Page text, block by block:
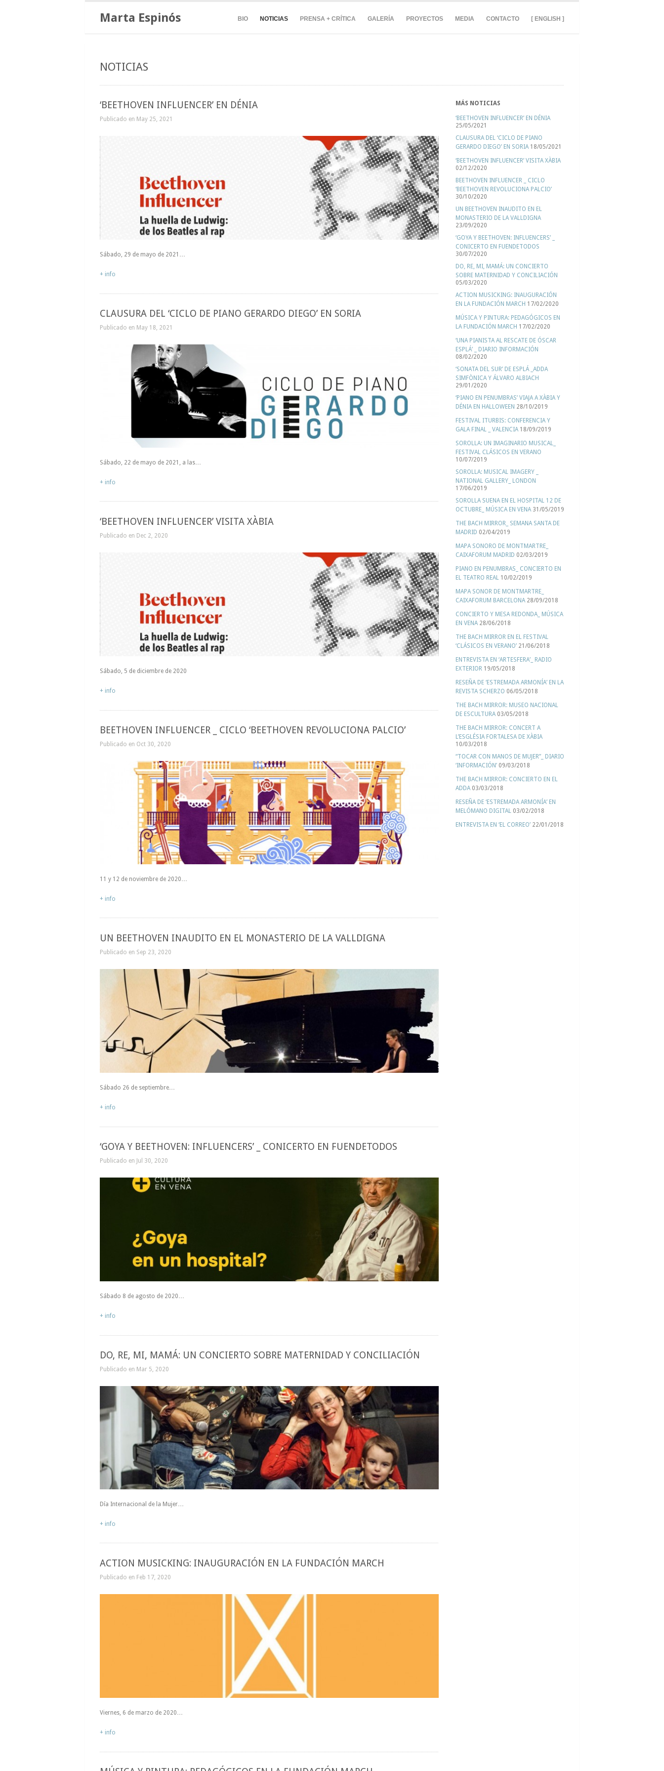
Marta Espinós BIO NOTICIAS PRENSA + CRÍTICA GALERÍA PROYECTOS MEDIA CONTACTO [ ENGLISH ]
NOTICIAS
‘BEETHOVEN INFLUENCER’ EN DÉNIA
Publicado en May 25, 2021
Sábado, 29 de mayo de 2021…
+ info
CLAUSURA DEL ‘CICLO DE PIANO GERARDO DIEGO’ EN SORIA
Publicado en May 18, 2021
Sábado, 22 de mayo de 2021, a las…
+ info
‘BEETHOVEN INFLUENCER’ VISITA XÀBIA
Publicado en Dec 2, 2020
Sábado, 5 de diciembre de 2020
+ info
BEETHOVEN INFLUENCER _ CICLO ‘BEETHOVEN REVOLUCIONA PALCIO’
Publicado en Oct 30, 2020
11 y 12 de noviembre de 2020…
+ info
UN BEETHOVEN INAUDITO EN EL MONASTERIO DE LA VALLDIGNA
Publicado en Sep 23, 2020
Sábado 26 de septiembre…
+ info
‘GOYA Y BEETHOVEN: INFLUENCERS’ _ CONICERTO EN FUENDETODOS
Publicado en Jul 30, 2020
Sábado 8 de agosto de 2020…
+ info
DO, RE, MI, MAMÁ: UN CONCIERTO SOBRE MATERNIDAD Y CONCILIACIÓN
Publicado en Mar 5, 2020
Día Internacional de la Mujer…
+ info
ACTION MUSICKING: INAUGURACIÓN EN LA FUNDACIÓN MARCH
Publicado en Feb 17, 2020
Viernes, 6 de marzo de 2020…
+ info
MÁS NOTICIAS
‘BEETHOVEN INFLUENCER’ EN DÉNIA
25/05/2021
CLAUSURA DEL ‘CICLO DE PIANO
GERARDO DIEGO’ EN SORIA 18/05/2021
‘BEETHOVEN INFLUENCER’ VISITA XÀBIA
02/12/2020
BEETHOVEN INFLUENCER _ CICLO
‘BEETHOVEN REVOLUCIONA PALCIO’
30/10/2020
UN BEETHOVEN INAUDITO EN EL
MONASTERIO DE LA VALLDIGNA
23/09/2020
‘GOYA Y BEETHOVEN: INFLUENCERS’ _
CONICERTO EN FUENDETODOS
30/07/2020
DO, RE, MI, MAMÁ: UN CONCIERTO
SOBRE MATERNIDAD Y CONCILIACIÓN
05/03/2020
ACTION MUSICKING: INAUGURACIÓN
EN LA FUNDACIÓN MARCH 17/02/2020
MÚSICA Y PINTURA: PEDAGÓGICOS EN
LA FUNDACIÓN MARCH 17/02/2020
‘UNA PIANISTA AL RESCATE DE ÓSCAR
ESPLÁ’ _ DIARIO INFORMACIÓN
08/02/2020
‘SONATA DEL SUR’ DE ESPLÁ _ADDA
SIMFÒNICA Y ÁLVARO ALBIACH
29/01/2020
‘PIANO EN PENUMBRAS’ VIAJA A XÀBIA Y
DÉNIA EN HALLOWEEN 28/10/2019
FESTIVAL ITURBIS: CONFERENCIA Y
GALA FINAL _ VALENCIA 18/09/2019
SOROLLA: UN IMAGINARIO MUSICAL_
FESTIVAL CLÁSICOS EN VERANO
10/07/2019
SOROLLA: MUSICAL IMAGERY _
NATIONAL GALLERY_ LONDON
17/06/2019
SOROLLA SUENA EN EL HOSPITAL 12 DE
OCTUBRE_ MÚSICA EN VENA 31/05/2019
THE BACH MIRROR_ SEMANA SANTA DE
MADRID 02/04/2019
MAPA SONORO DE MONTMARTRE_
CAIXAFORUM MADRID 02/03/2019
PIANO EN PENUMBRAS_ CONCIERTO EN
EL TEATRO REAL 10/02/2019
MAPA SONOR DE MONTMARTRE_
CAIXAFORUM BARCELONA 28/09/2018
CONCIERTO Y MESA REDONDA_ MÚSICA
EN VENA 28/06/2018
THE BACH MIRROR EN EL FESTIVAL
‘CLÁSICOS EN VERANO’ 21/06/2018
ENTREVISTA EN ‘ARTESFERA’_ RADIO
EXTERIOR 19/05/2018
RESEÑA DE ‘ESTREMADA ARMONÍA’ EN LA
REVISTA SCHERZO 06/05/2018
THE BACH MIRROR: MUSEO NACIONAL
DE ESCULTURA 03/05/2018
THE BACH MIRROR: CONCERT A
L’ESGLÉSIA FORTALESA DE XÀBIA
10/03/2018
“TOCAR CON MANOS DE MUJER”_ DIARIO
‘INFORMACIÓN’ 09/03/2018
THE BACH MIRROR: CONCIERTO EN EL
ADDA 03/03/2018
RESEÑA DE ‘ESTREMADA ARMONÍA’ EN
MELÓMANO DIGITAL 03/02/2018
ENTREVISTA EN ‘EL CORREO’ 22/01/2018